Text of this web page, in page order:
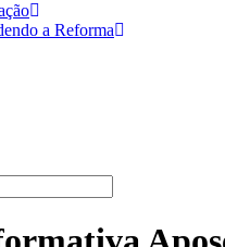
a Reforma